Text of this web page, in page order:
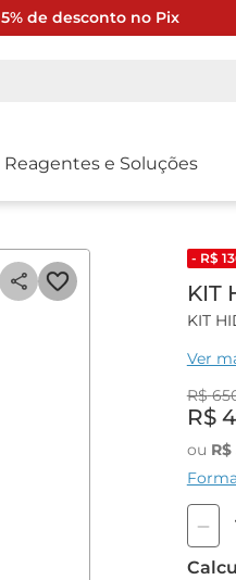
5% de desconto no Pix
Reagentes e Soluções
- R$
KIT
KIT
Kit
Para
Ver
R$
R$
ou R$